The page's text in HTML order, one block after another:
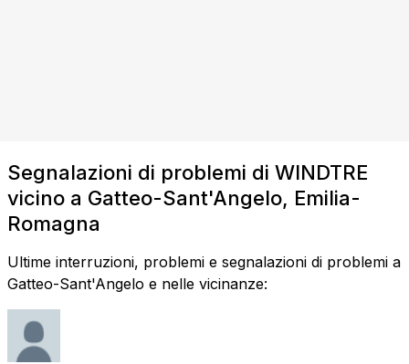
Segnalazioni di problemi di WINDTRE
vicino a Gatteo-Sant'Angelo, Emilia-
Romagna
Ultime interruzioni, problemi e segnalazioni di problemi a
Gatteo-Sant'Angelo e nelle vicinanze: